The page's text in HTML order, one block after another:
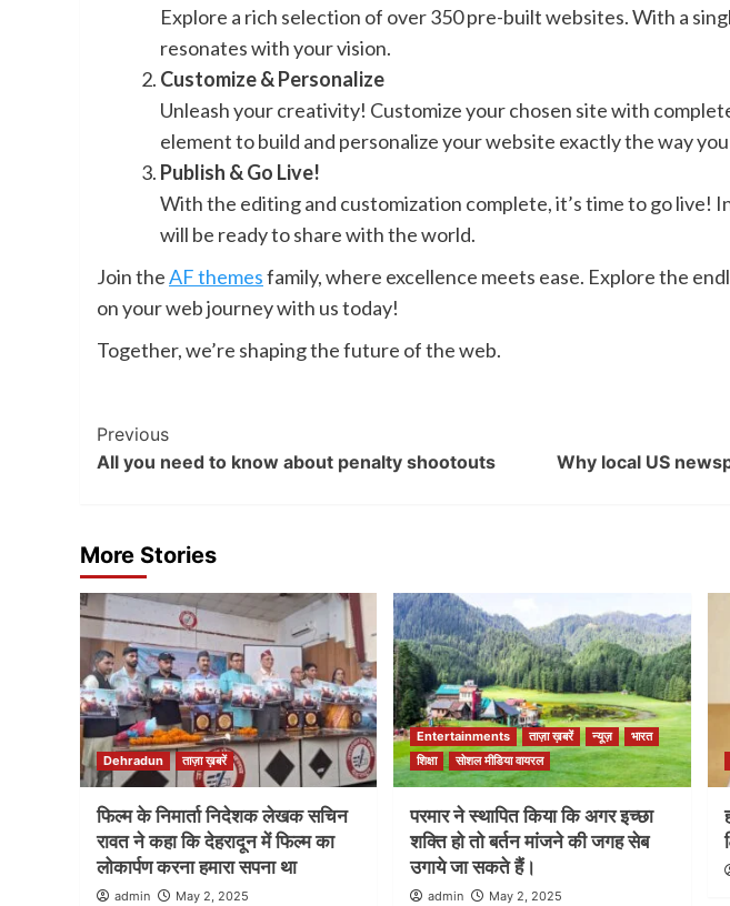
Explore a rich selection of over 350 pre-built websites. With a
resonates with your vision.
Customize & Personalize
Unleash your creativity! Customize your chosen site with
element to build and personalize your website exactly the way
Publish & Go Live!
With the editing and customization complete, it’s time to go live!
will be ready to share with the world.
Join theAF themesfamily, where excellence meets ease. Explore the
on your web journey with us today!
Together, we’re shaping the future of the web.
Post
Navigation
Previous
All you need to know about penalty shootouts
Why local US
More Stories
Dehradun ताज़ा ख़बरें
फिल्म के निमार्ता निदेशक लेखक सचिन
रावत ने कहा कि देहरादून में फिल्म का
लोकार्पण करना हमारा सपना था
admin May 2, 2025
Entertainments ताज़ा ख़बरें न्यूज़
भारत
शिक्षा
सोशल मीडिया वायरल
परमार ने स्थापित किया कि अगर इच्छा
शक्ति हो तो बर्तन मांजने की जगह सेब
उगाये जा सकते हैं।
admin May 2, 2025